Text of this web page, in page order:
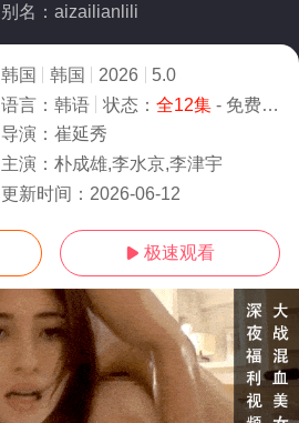
别名：aizailianlili
韩国 韩国 2026
5.0
语言： 韩语 状态： 全12集- 免费在线观看
导演： 崔延秀
主演： 朴成雄,李水京,李津宇
更新时间： 2026-06-12
 极速观看